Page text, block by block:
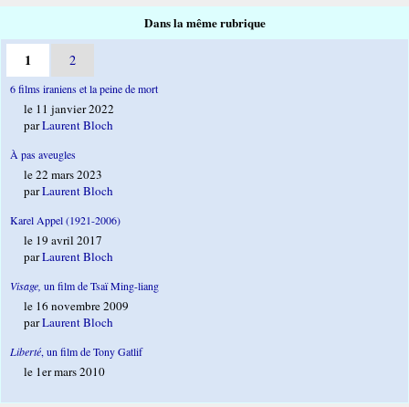
Dans la même rubrique
1 2
6 films iraniens et la peine de mort
le 11 janvier 2022
parLaurent Bloch
À pas aveugles
le 22 mars 2023
parLaurent Bloch
Karel Appel (1921-2006)
le 19 avril 2017
parLaurent Bloch
Visage, un film de Tsaï Ming-liang
le 16 novembre 2009
parLaurent Bloch
Liberté, un film de Tony Gatlif
le 1er mars 2010